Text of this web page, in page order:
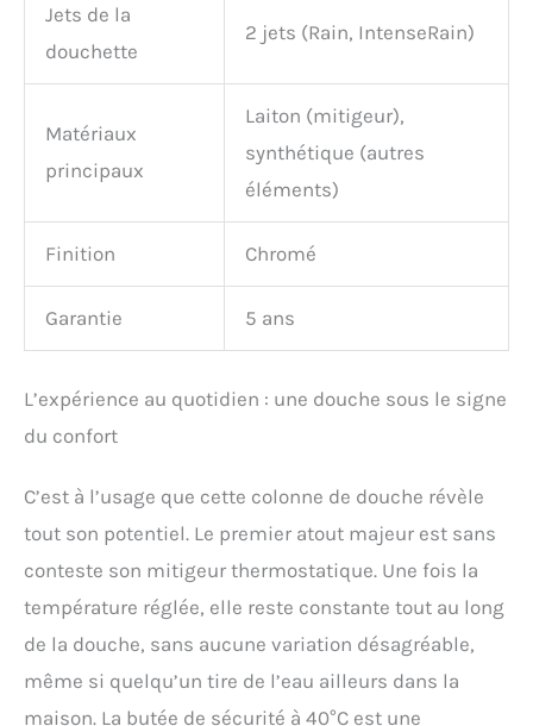
Jets de la
douchette
2 jets (Rain, IntenseRain)
Matériaux
principaux
Laiton (mitigeur),
synthétique (autres
éléments)
Finition Chromé
Garantie 5 ans
L’expérience au quotidien : une douche sous le signe
du confort
C’est à l’usage que cette colonne de douche révèle
tout son potentiel. Le premier atout majeur est sans
conteste son mitigeur thermostatique. Une fois la
température réglée, elle reste constante tout au long
de la douche, sans aucune variation désagréable,
même si quelqu’un tire de l’eau ailleurs dans la
maison. La butée de sécurité à 40°C est une